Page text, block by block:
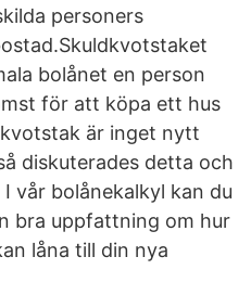
personers
bolånet en person
för att köpa ett hus
är inget nytt
diskuterades detta och
vår bolånekalkyl kan du
bra uppfattning om hur
låna till din nya